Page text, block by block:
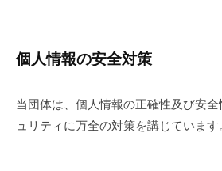
個人情報の安全対策
当団体は、個人情報の正確性及び安
ュリティに万全の対策を講じています